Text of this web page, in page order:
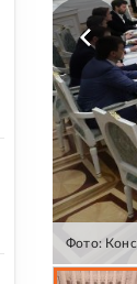
Фото: